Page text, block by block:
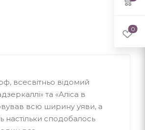
всесвітньо відомий
та «Аліса в
всю ширину уяви, а
настільки сподобалось
0